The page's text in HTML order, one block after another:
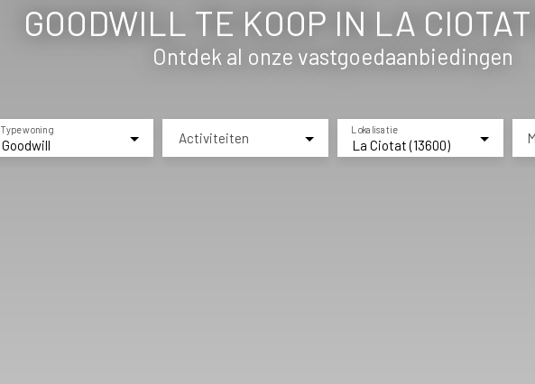
GOODWILL TE KOOP IN LA
Ontdek al onze vastgoedaanbiedingen
Goodwill
Type woning Activiteiten La Ciotat (13600)
Lokalisatie